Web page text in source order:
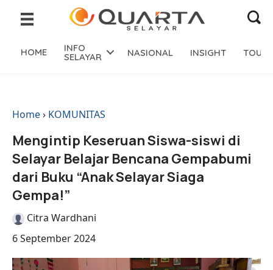
HOME INFO
SELAYAR NASIONAL INSIGHT
Home› KOMUNITAS
Mengintip Keseruan Siswa-siswi di
Selayar Belajar Bencana Gempabumi
dari Buku “Anak Selayar Siaga
Gempa!”
Citra Wardhani
6 September 2024